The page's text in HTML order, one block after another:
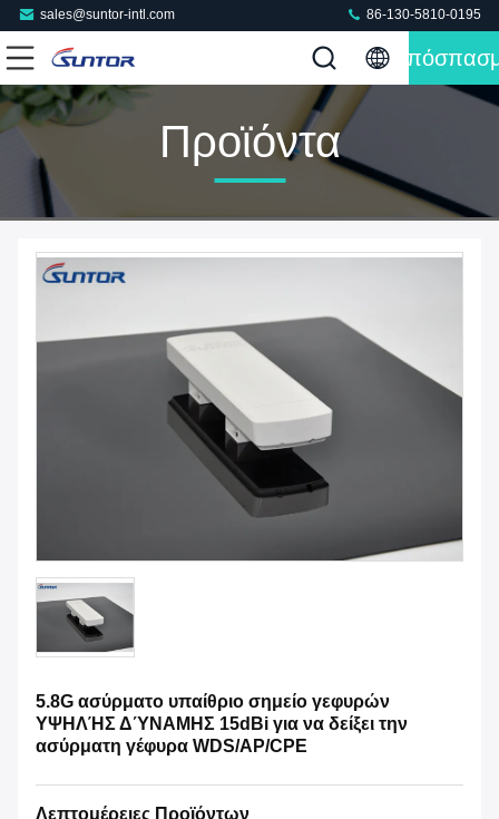
sales@suntor-intl.com 86-130-5810-0195
Προϊόντα
5.8G ασύρματο υπαίθριο σημείο γεφυρών
ΥΨΗΛΉΣ ΔΎΝΑΜΗΣ 15dBi για να δείξει την
ασύρματη γέφυρα WDS/AP/CPE
Λεπτομέρειες Προϊόντων